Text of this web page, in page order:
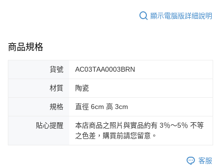
顯示電腦版詳細說明
商品規格
貨號 AC03TAA0003BRN
材質 陶瓷
規格 直徑 6cm 高 3cm
貼心提醒
本店商品之照片與實品約有 3％～5％ 不等
之色差，購買前請您留意。
客服